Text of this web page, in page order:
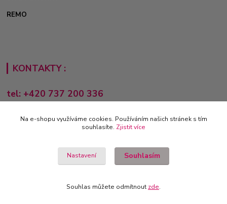
REMO
KONTAKTY :
tel: +420 737 200 336
Pondělí-Pátek: 8 - 17 hodin
obchod@e-sporting.cz
Na e-shopu využíváme cookies. Používáním našich stránek s tím
souhlasíte. Zjistit více
Nastavení Souhlasím
Souhlas můžete odmítnout zde.